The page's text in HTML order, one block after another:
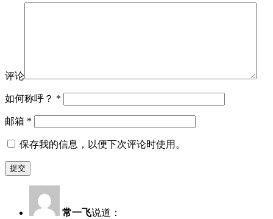
评论
如何称呼？ *
邮箱 *
保存我的信息，以便下次评论时使用。
常一飞说道：